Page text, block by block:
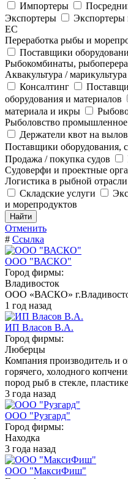
Импортеры
Экспортеры
ЕС
Переработка рыбы и
Поставщики
Рыбокомбинаты,
Аквакультура /
Консалтинг
оборудования и материалов
материала и икры
Рыболовство промышленное
Держатели квот на вылов
Поставщики оборудования,
Продажа / покупка судов
Судоверфи и проектные
Логистика в рыбной отрасли
Складские услуги
и морепродуктов
Отменить
# Ссылка
ООО "ВАСКО"
Город фирмы:
Владивосток
ООО «ВАСКО»
1 год назад
ИП Власов В.А.
Город фирмы:
Люберцы
Компания производитель и
горячего, холодного
пород рыб в стекле,
3 года назад
ООО "Рузгард"
Город фирмы:
Находка
3 года назад
ООО "МаксиФиш"